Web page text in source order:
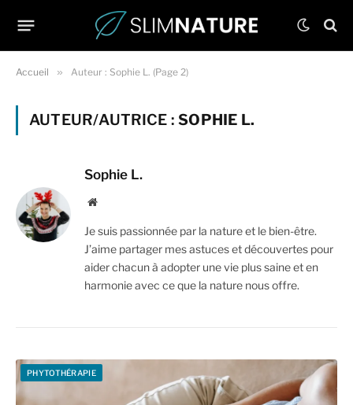
Accueil » Auteur : Sophie L. (Page 2)
AUTEUR/AUTRICE :SOPHIE L.
Sophie L.
Site
Je suis passionnée par la nature et le bien-être.
J’aime partager mes astuces et découvertes pour
aider chacun à adopter une vie plus saine et en
harmonie avec ce que la nature nous offre.
PHYTOTHÉRAPIE